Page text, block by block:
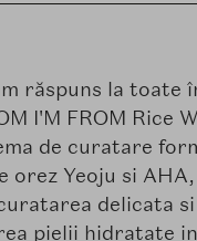
răspuns la toate
I'M FROM Rice
de curatare
orez Yeoju si
delicata
pielii hidratate